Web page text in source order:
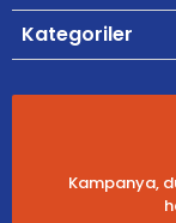
Kategoriler
Kampanya,